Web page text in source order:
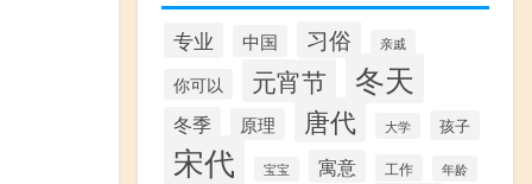
专业 中国 习俗 亲戚
你可以 元宵节 冬天
冬季 原理 唐代 大学 孩子
宋代 宝宝 寓意 工作 年龄